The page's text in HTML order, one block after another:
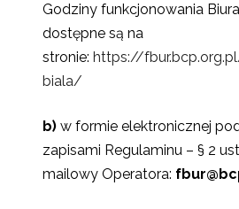
Godziny funkcjonowania
dostępne są na
stronie: https://
biala/
b) w formie elektronicznej
zapisami Regulaminu – § 2
mailowy Operatora: